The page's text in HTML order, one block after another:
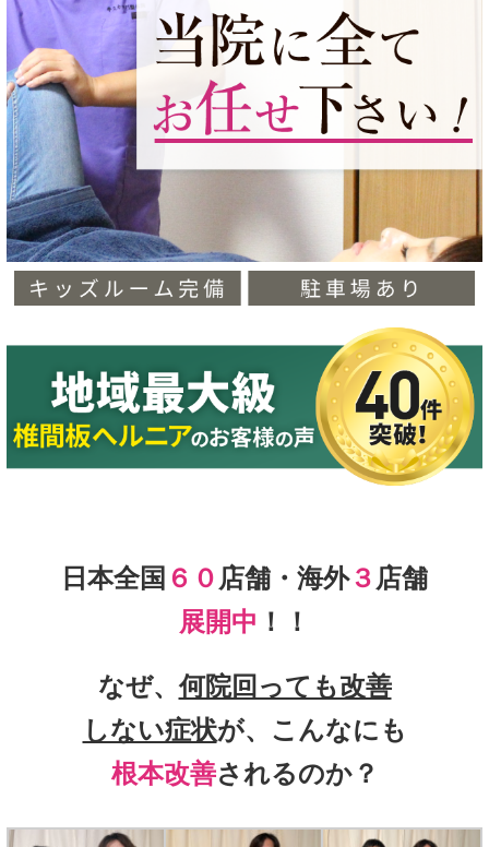
日本全国 ６０ 店舗・海外３ 店舗
展開中 ！！
なぜ、何院回っても改善
しない症状が、こんなにも
根本改善されるのか？